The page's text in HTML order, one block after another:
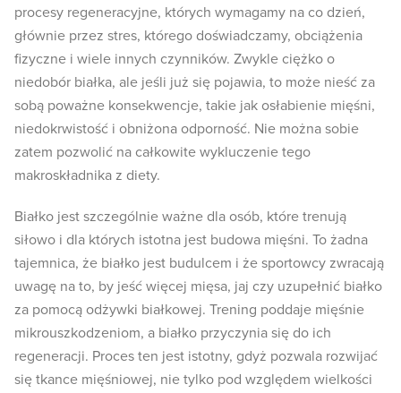
procesy regeneracyjne, których wymagamy na co dzień,
głównie przez stres, którego doświadczamy, obciążenia
fizyczne i wiele innych czynników. Zwykle ciężko o
niedobór białka, ale jeśli już się pojawia, to może nieść za
sobą poważne konsekwencje, takie jak osłabienie mięśni,
niedokrwistość i obniżona odporność. Nie można sobie
zatem pozwolić na całkowite wykluczenie tego
makroskładnika z diety.
Białko jest szczególnie ważne dla osób, które trenują
siłowo i dla których istotna jest budowa mięśni. To żadna
tajemnica, że białko jest budulcem i że sportowcy zwracają
uwagę na to, by jeść więcej mięsa, jaj czy uzupełnić białko
za pomocą odżywki białkowej. Trening poddaje mięśnie
mikrouszkodzeniom, a białko przyczynia się do ich
regeneracji. Proces ten jest istotny, gdyż pozwala rozwijać
się tkance mięśniowej, nie tylko pod względem wielkości